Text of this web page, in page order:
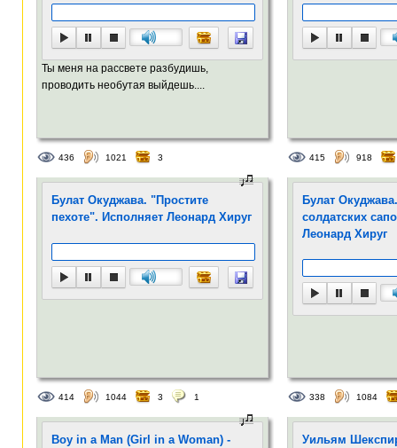
Ты меня на рассвете разбудишь,
проводить необутая выйдешь....
436 1021 3 415 918
Булат Окуджава. "Простите
пехоте". Исполняет Леонард Хируг
414 1044 3 1
Булат
солдатских
Леонард Хируг
338 1084
Boy in a Man (Girl in a Woman) -
Уильям